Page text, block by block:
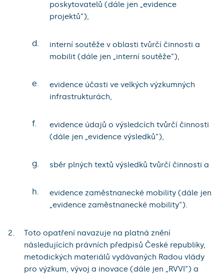
poskytovatelů (dále jen „evidence
projektů“),
d.
interní soutěže v oblasti tvůrčí činnosti a
mobilit (dále jen „interní soutěže“),
e.
evidence účasti ve velkých výzkumných
infrastrukturách,
f.
evidence údajů o výsledcích tvůrčí činnosti
(dále jen „evidence výsledků“),
g. sběr plných textů výsledků tvůrčí činnosti a
h.
evidence zaměstnanecké mobility (dále jen
„evidence zaměstnanecké mobility“).
Toto opatření navazuje na platná znění
následujících právních předpisů České republiky,
metodických materiálů vydávaných Radou vlády
pro výzkum, vývoj a inovace (dále jen „RVVI“) a